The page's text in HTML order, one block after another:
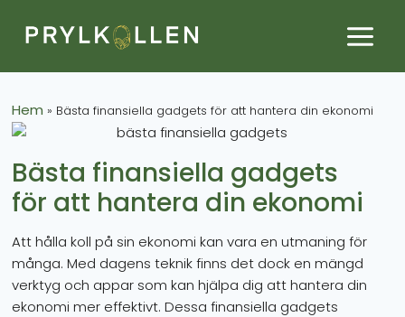
Hem » Bästa finansiella gadgets för att hantera din ekonomi
Bästa finansiella gadgets
för att hantera din ekonomi
Att hålla koll på sin ekonomi kan vara en utmaning för
många. Med dagens teknik finns det dock en mängd
verktyg och appar som kan hjälpa dig att hantera din
ekonomi mer effektivt. Dessa finansiella gadgets